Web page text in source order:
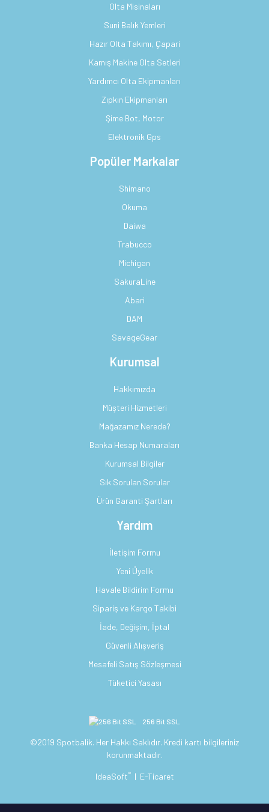
Olta Misinaları
Suni Balık Yemleri
Hazır Olta Takımı, Çapari
Kamış Makine Olta Setleri
Yardımcı Olta Ekipmanları
Zıpkın Ekipmanları
Şime Bot, Motor
Elektronik Gps
Popüler Markalar
Shimano
Okuma
Daiwa
Trabucco
Michigan
SakuraLine
Abari
DAM
SavageGear
Kurumsal
Hakkımızda
Müşteri Hizmetleri
Mağazamız Nerede?
Banka Hesap Numaraları
Kurumsal Bilgiler
Sık Sorulan Sorular
Ürün Garanti Şartları
Yardım
İletişim Formu
Yeni Üyelik
Havale Bildirim Formu
Sipariş ve Kargo Takibi
İade, Değişim, İptal
Güvenli Alışveriş
Mesafeli Satış Sözleşmesi
Tüketici Yasası
256 Bit SSL
©2019 Spotbalik. Her Hakkı Saklıdır. Kredi kartı bilgileriniz
korunmaktadır.
IdeaSoft® | E-Ticaret